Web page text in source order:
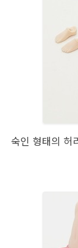
숙인 형태의 허